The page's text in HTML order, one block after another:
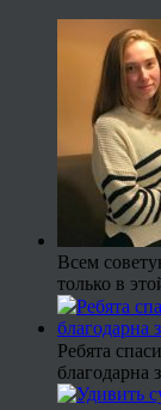
Всем
только в
Ребята
благодарна